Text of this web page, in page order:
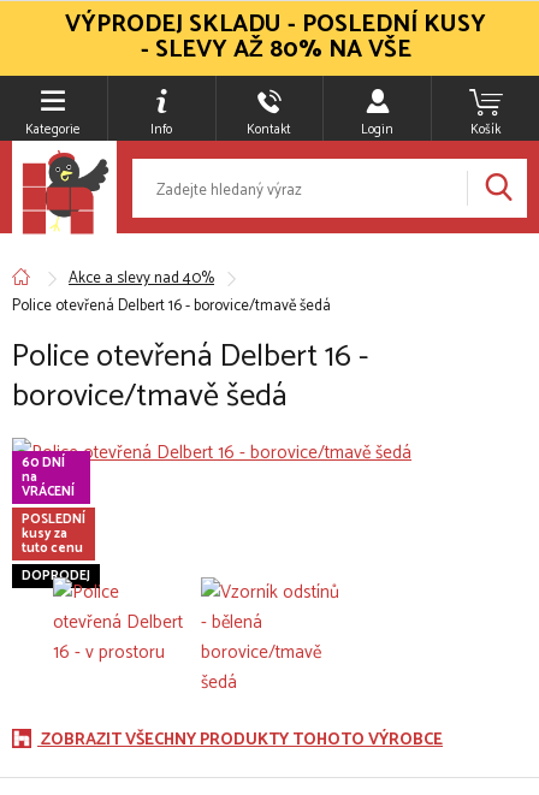
Kategorie Info Kontakt Login Košík
Akce a slevy nad 40%
Police otevřená Delbert 16 - borovice/tmavě šedá
Police otevřená Delbert 16 -
borovice/tmavě šedá
60 DNÍ
na
VRÁCENÍ
POSLEDNÍ
kusy za
tuto cenu
DOPRODEJ
ZOBRAZIT VŠECHNY PRODUKTY TOHOTO VÝROBCE
VÝPRODEJ SKLADU - POSLEDNÍ KUSY
- SLEVY AŽ 80% NA VŠE